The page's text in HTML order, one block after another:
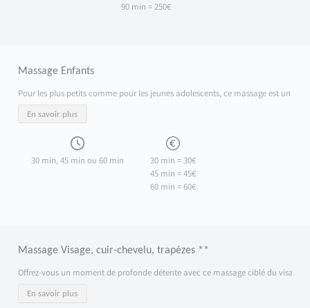
90 min = 250€
Massage Enfants
Pour les plus petits comme pour les jeunes adolescents, ce massage est un
En savoir plus
30 min, 45 min ou 60 min
30 min = 30€
45 min = 45€
60 min = 60€
Massage Visage, cuir-chevelu, trapèzes **
Offrez-vous un moment de profonde détente avec ce massage ciblé du
En savoir plus